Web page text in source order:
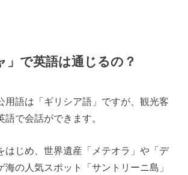
」で英語は通じるの？
用語は「ギリシア語」ですが、観光客
で会話ができます。
はじめ、世界遺産「メテオラ」や「デ
海の人気スポット「サントリーニ島」